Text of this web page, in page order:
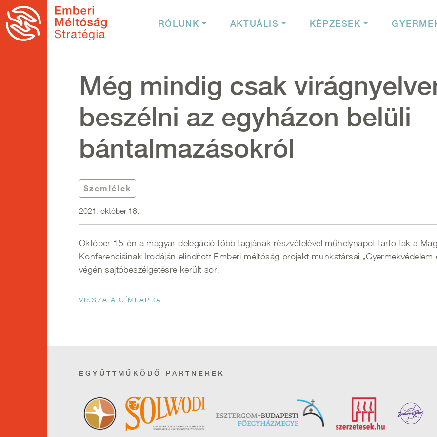
Ugrás a tartalomra
Fő navigáció
RÓLUNK AKTUÁLIS KÉPZÉSEK
Még mindig csak
beszélni az egyházon belüli
bántalmazásokról
Szemlélek
2021. október 18.
Október 15-én a magyar delegáció több tagjának részvételével műhelynapot tartottak a
Konferenciáinak Irodáján elindított Emberi méltóság projekt munkatársai
végén sajtóbeszélgetésre került sor.
Morzsa
VISSZA A CÍMLAPRA
EGYÜTTMŰKÖDŐ PARTNEREK